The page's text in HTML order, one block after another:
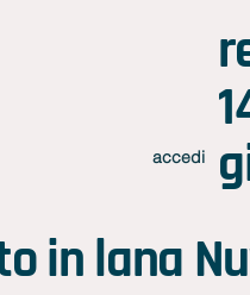
accedi
in lana